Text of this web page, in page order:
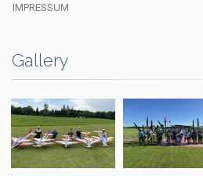
IMPRESSUM
Gallery